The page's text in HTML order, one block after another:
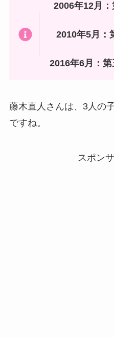
2006年12月
2010年5月：
2016年6月：第
藤木直人さんは、3人の
ですね。
スポン